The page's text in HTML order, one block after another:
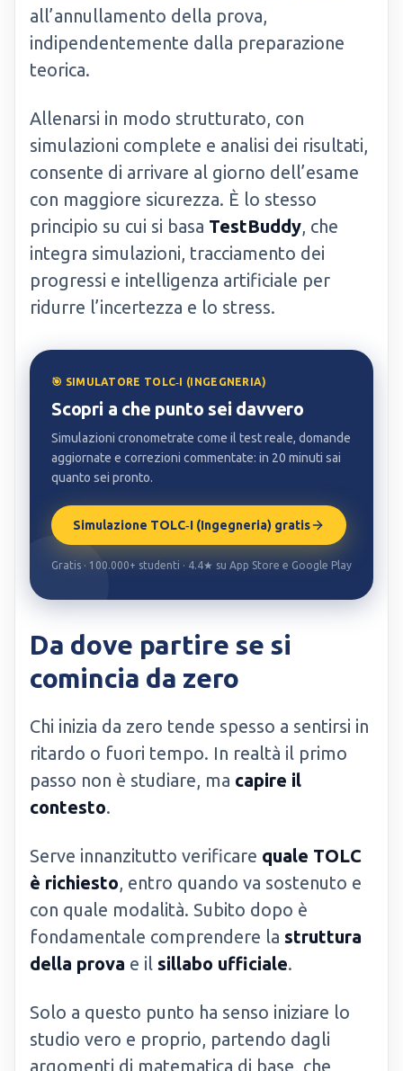
all’annullamento della prova,
indipendentemente dalla preparazione
teorica.
Allenarsi in modo strutturato, con
simulazioni complete e analisi dei risultati,
consente di arrivare al giorno dell’esame
con maggiore sicurezza. È lo stesso
principio su cui si basa TestBuddy, che
integra simulazioni, tracciamento dei
progressi e intelligenza artificiale per
ridurre l’incertezza e lo stress.
🎯 SIMULATORE TOLC‑I (INGEGNERIA)
Scopri a che punto sei davvero
Simulazioni cronometrate come il test reale, domande
aggiornate e correzioni commentate: in 20 minuti sai
quanto sei pronto.
Simulazione TOLC‑I (Ingegneria) gratis
Gratis · 100.000+ studenti · 4.4★ su App Store e Google Play
Da dove partire se si
comincia da zero
Chi inizia da zero tende spesso a sentirsi in
ritardo o fuori tempo. In realtà il primo
passo non è studiare, ma capire il
contesto.
Serve innanzitutto verificare quale TOLC
è richiesto, entro quando va sostenuto e
con quale modalità. Subito dopo è
fondamentale comprendere la struttura
della prova e il sillabo ufficiale.
Solo a questo punto ha senso iniziare lo
studio vero e proprio, partendo dagli
argomenti di matematica di base, che